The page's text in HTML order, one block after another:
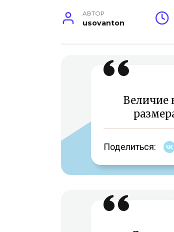
АВТОР
usovanton
Величие
Поделиться: